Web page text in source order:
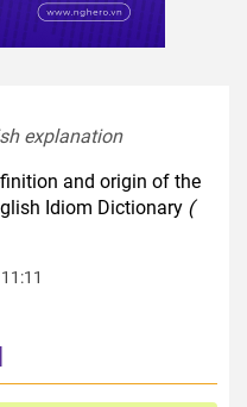
explanation
and origin of the
Idiom Dictionary (